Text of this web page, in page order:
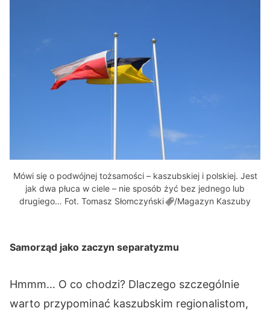
Mówi się o podwójnej tożsamości – kaszubskiej i polskiej. Jest
jak dwa płuca w ciele – nie sposób żyć bez jednego lub
drugiego… Fot. Tomasz Słomczyński /Magazyn Kaszuby
Samorząd jako zaczyn separatyzmu
Hmmm… O co chodzi? Dlaczego szczególnie
warto przypominać kaszubskim regionalistom,